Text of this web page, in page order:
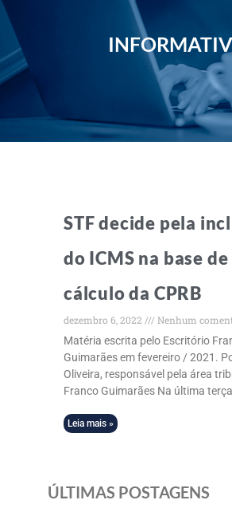
STF decide pela
do ICMS na base de
cálculo da CPRB
dezembro 6, 2022
Nenhum
Matéria escrita pelo Escritório
Guimarães em fevereiro / 2021.
Oliveira, responsável pela área
Franco Guimarães Na última
Leia mais »
ÚLTIMAS POSTAGENS